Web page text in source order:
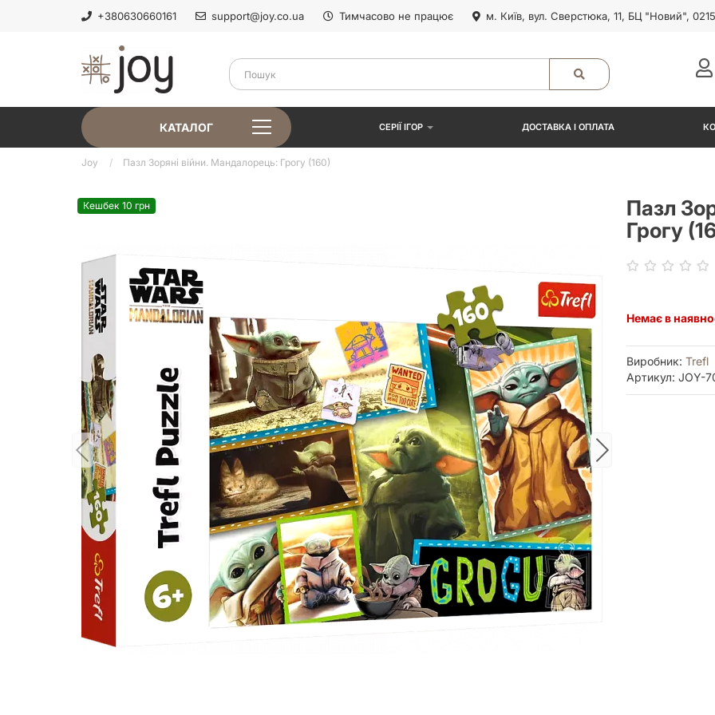
+380630660161 support@joy.co.ua Тимчасово не працює м. Київ, вул. Сверстюка, 11, БЦ "Новий",
КАТАЛОГ СЕРІЇ ІГОР ДОСТАВКА І ОПЛАТА
Joy Пазл Зоряні війни. Мандалорець: Грогу (160)
Кешбек 10 грн
Пазл
Грогу
Немає в
Виробник: Trefl
Артикул: JOY-